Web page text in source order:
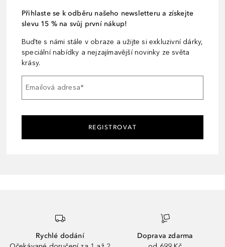
Přihlaste se k odběru našeho newsletteru a získejte
slevu 15 % na svůj první nákup!
Buďte s námi stále v obraze a užijte si exkluzivní dárky,
speciální nabídky a nejzajímavější novinky ze světa
krásy.
Emailová adresa*
REGISTROVAT
Rychlé dodání
Doprava zdarma